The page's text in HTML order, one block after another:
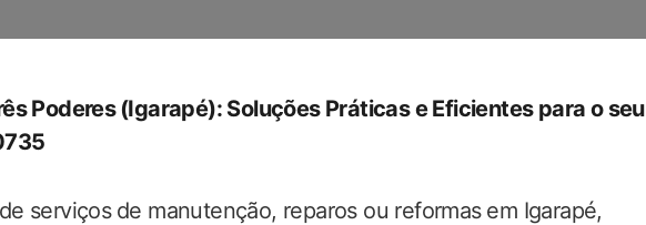
Poderes⁢ (Igarapé): Soluções ‌Práticas e Eficientes para ‍o seu
serviços⁢ de manutenção, reparos‍ ou reformas ⁤em Igarapé,